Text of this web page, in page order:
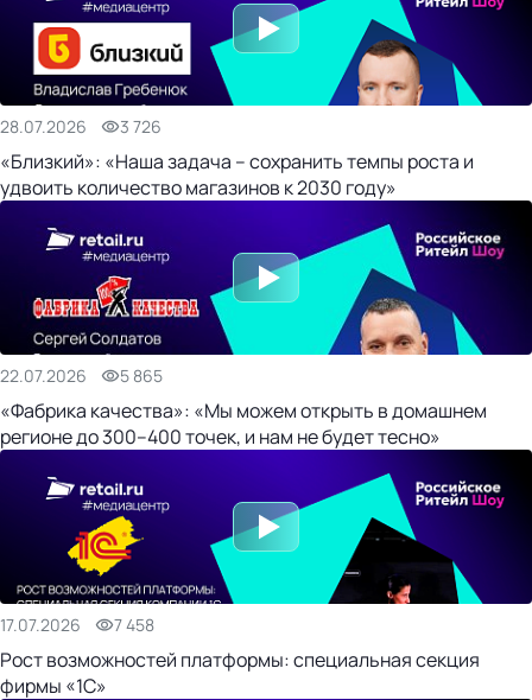
28.07.2026 3 726
«Близкий»: «Наша задача – сохранить темпы роста и
удвоить количество магазинов к 2030 году»
22.07.2026 5 865
«Фабрика качества»: «Мы можем открыть в домашнем
регионе до 300–400 точек, и нам не будет тесно»
17.07.2026 7 458
Рост возможностей платформы: специальная секция
фирмы «1С»